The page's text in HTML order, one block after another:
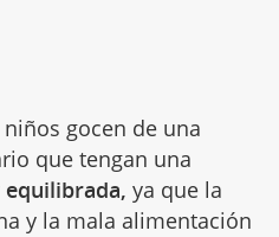
gocen de una
que tengan una
ya que la
y la mala alimentación